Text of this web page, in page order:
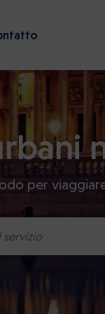
per
servizio
Confermare